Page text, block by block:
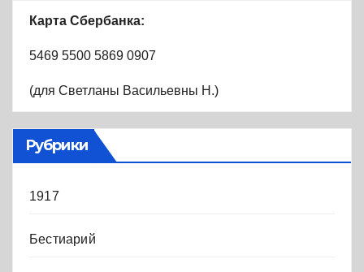
Карта Сбербанка:
5469 5500 5869 0907
(для Светланы Васильевны Н.)
Рубрики
1917
Бестиарий